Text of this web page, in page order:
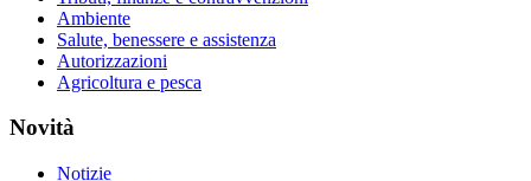
Ambiente
Salute, benessere e assistenza
Autorizzazioni
Agricoltura e pesca
Novità
Notizie